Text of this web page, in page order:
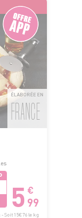
ÉLABORÉE EN
FRANCE
5 €
99
- Soit 15€76 le kg